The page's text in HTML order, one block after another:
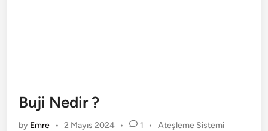
Buji Nedir ?
by Emre • 2 Mayıs 2024 • 1 •
Posted
Ateşleme Sistemi